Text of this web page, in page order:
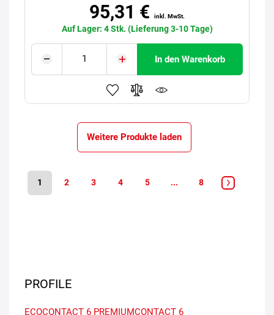
95,31 € inkl. MwSt.
Auf Lager: 4 Stk. (Lieferung 3-10 Tage)
In den Warenkorb
Weitere Produkte laden
1 2 3 4 5 ... 8
PROFILE
ECOCONTACT 6 PREMIUMCONTACT 6